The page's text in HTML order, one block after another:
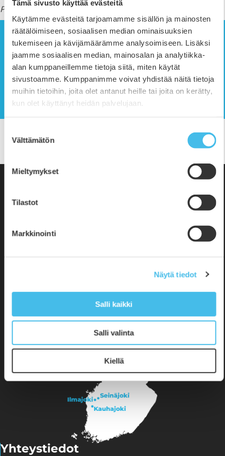
Tämä sivusto käyttää evästeitä
Käytämme evästeitä tarjoamamme sisällön ja mainosten
räätälöimiseen, sosiaalisen median ominaisuuksien
tukemiseen ja kävijämäärämme analysoimiseen. Lisäksi
jaamme sosiaalisen median, mainosalan ja analytiikka-
alan kumppaneillemme tietoja siitä, miten käytät
sivustoamme. Kumppanimme voivat yhdistää näitä tietoja
muihin tietoihin, joita olet antanut heille tai joita on kerätty,
kun olet käyttänyt heidän palvelujaan.
valinta
Välttämätön
Mieltymykset
Tilastot
Markkinointi
Näytä tiedot
Salli kaikki
Salli valinta
Kiellä
Pidätämme oikeuden muutoksiin.
LISÄTIETOJA
Opiston toimisto, puh.06 4256 000 tai
toimisto@epopisto.fi
Yhteystiedot